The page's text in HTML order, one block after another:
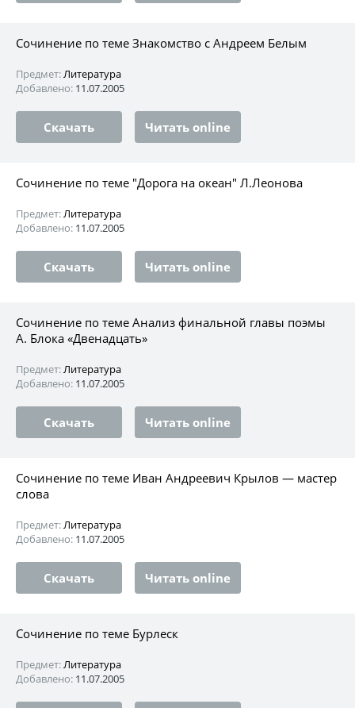
Сочинение по теме Знакомство с Андреем Белым
Предмет:Литература
Добавлено: 11.07.2005
Скачать Читать online
Сочинение по теме "Дорога на океан" Л.Леонова
Предмет:Литература
Добавлено: 11.07.2005
Скачать Читать online
Сочинение по теме Анализ финальной главы поэмы
А. Блока «Двенадцать»
Предмет:Литература
Добавлено: 11.07.2005
Скачать Читать online
Сочинение по теме Иван Андреевич Крылов — мастер
слова
Предмет:Литература
Добавлено: 11.07.2005
Скачать Читать online
Сочинение по теме Бурлеск
Предмет:Литература
Добавлено: 11.07.2005